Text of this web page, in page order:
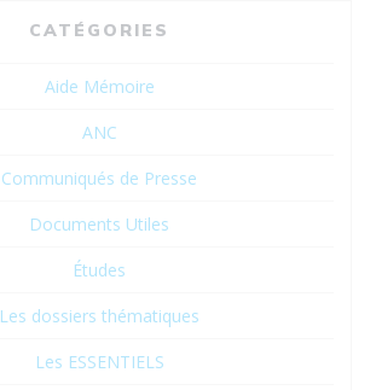
CATÉGORIES
Aide Mémoire
ANC
Communiqués de Presse
Documents Utiles
Études
Les dossiers thématiques
Les ESSENTIELS